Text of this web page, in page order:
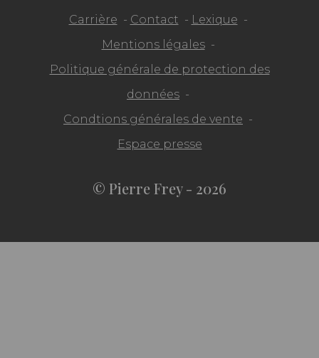
Carrière Contact
Lexique
Mentions légales
Politique générale de protection des
données
Condtions générales de vente
Espace presse
© Pierre Frey - 2026